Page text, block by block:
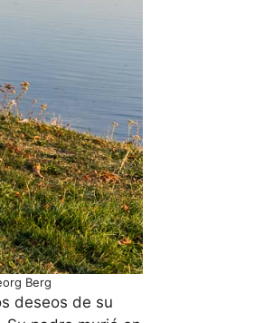
Berg
deseos de su